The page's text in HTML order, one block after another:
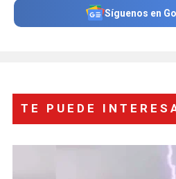
Síguenos en
TE PUEDE